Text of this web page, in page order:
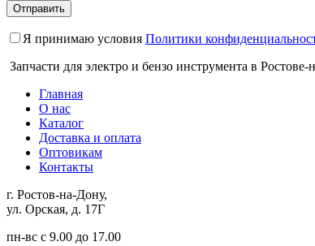
Я принимаю условия Политики
Запчасти для электро и бензо инструмента в
Главная
О нас
Каталог
Доставка и оплата
Оптовикам
Контакты
г. Ростов-на-Дону,
ул. Орская, д. 17Г
пн-вс с 9.00 до 17.00